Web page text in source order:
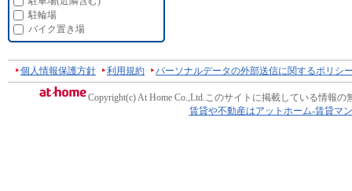
駐輪場
バイク置き場
個人情報保護方針 利用規約 パーソナルデータの外部送信に関するポリシ
Copyright(c) At Home Co.,Ltd.このサイトに掲載している情報の
賃貸や不動産はアットホーム-賃貸マ